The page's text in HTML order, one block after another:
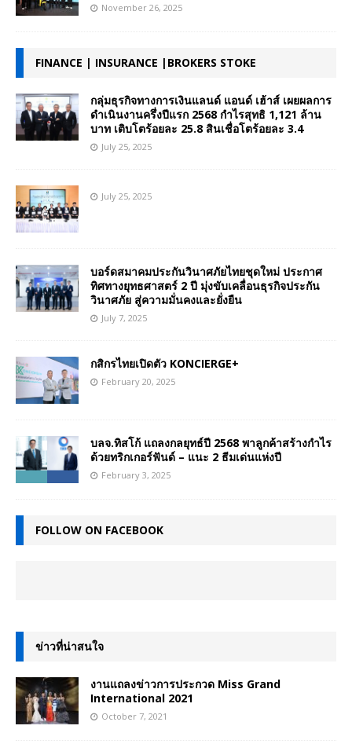
November 26, 2025
FINANCE | INSURANCE |BROKERS STOKE
กลุ่มธุรกิจทางการเงินแลนด์ แอนด์ เฮ้าส์ เผยผลการ
ดำเนินงานครึ่งปีแรก 2568 กำไรสุทธิ 1,121 ล้าน
บาท เติบโตร้อยละ 25.8 สินเชื่อโตร้อยละ 3.4
July 25, 2025
July 25, 2025
บอร์ดสมาคมประกันวินาศภัยไทยชุดใหม่ ประกาศ
ทิศทางยุทธศาสตร์ 2 ปี มุ่งขับเคลื่อนธุรกิจประกัน
วินาศภัย สู่ความมั่นคงและยั่งยืน
July 7, 2025
กสิกรไทยเปิดตัว KONCIERGE+
February 20, 2025
บลจ.ทิสโก้ แถลงกลยุทธ์ปี 2568 พาลูกค้าสร้างกำไร
ด้วยทริกเกอร์ฟันด์ – แนะ 2 ธีมเด่นแห่งปี
February 3, 2025
FOLLOW ON FACEBOOK
ข่าวที่น่าสนใจ
งานแถลงข่าวการประกวด Miss Grand
International 2021
October 7, 2021